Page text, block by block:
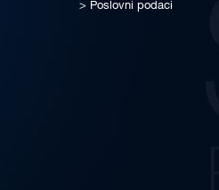
Poslovni podaci